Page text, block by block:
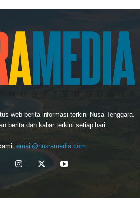
web berita informasi terkini Nusa Tenggara.
berita dan kabar terkini setiap hari.
email@nusramedia.com